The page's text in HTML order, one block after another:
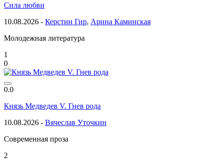
Сила любви
10.08.2026 - Керстин Гир, Арина Каминская
Молодежная литература
1
0
0.0
Князь Медведев V. Гнев рода
10.08.2026 - Вячеслав Уточкин
Современная проза
2